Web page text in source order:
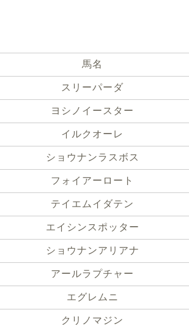
馬名
スリーパーダ
ヨシノイースター
イルクオーレ
ショウナンラスボス
フォイアーロート
テイエムイダテン
エイシンスポッター
ショウナンアリアナ
アールラプチャー
エグレムニ
クリノマジン